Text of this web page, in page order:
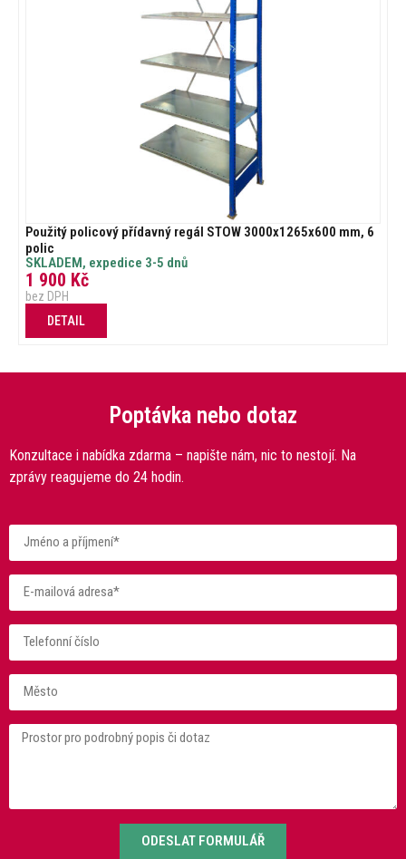
Použitý policový přídavný regál STOW 3000x1265x600 mm, 6
polic
SKLADEM, expedice 3-5 dnů
1 900 Kč
bez DPH
DETAIL
Poptávka nebo dotaz
Konzultace i nabídka zdarma – napište nám, nic to nestojí. Na
zprávy reagujeme do 24 hodin.
ODESLAT FORMULÁŘ